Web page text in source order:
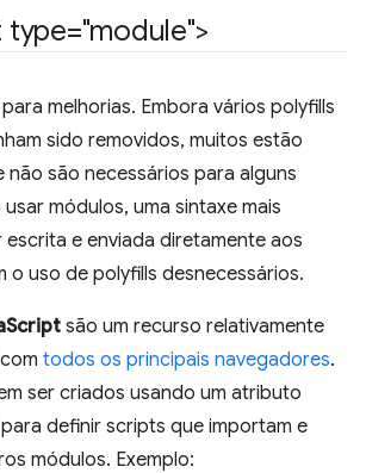
type="module">
melhorias. Embora vários polyfills
sido removidos, muitos estão
não são necessários para alguns
módulos, uma sintaxe mais
e enviada diretamente aos
o uso de polyfills desnecessários.
são um recurso relativamente
todos os principais navegadores.
ser criados usando um atributo
para definir scripts que importam e
módulos. Exemplo: